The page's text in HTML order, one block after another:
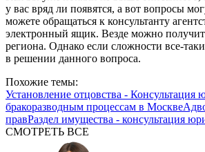
у вас вряд ли появятся, а вот вопросы
можете обращаться к консультанту
электронный ящик. Везде можно
региона. Однако если сложности все-
в решении данного вопроса.
Похожие темы:
Установление отцовства - Консультация
бракоразводным процессам в Москве
правРаздел имущества - консультация
СМОТРЕТЬ ВСЕ